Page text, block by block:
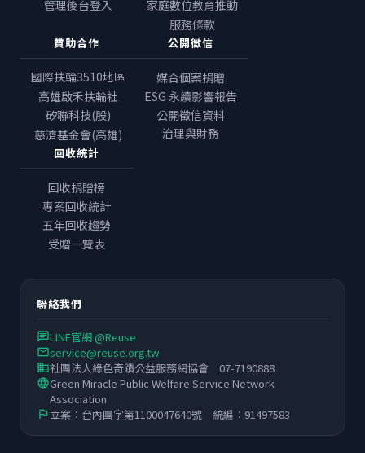
管理後台登入
家庭數位教育推動
服務條款
贊助合作
國際扶輪3510地區
高雄啟禾扶輪社
矽聯科技(股)
慈濟基金會(高雄)
公開徵信
媒合個案捐贈
ESG 永續影響報告
公開徵信資料
治理與財務
回收統計
回收捐贈榜
專案回收統計
五年回收趨勢
受贈一覽表
聯絡我們
chatLINE官網 @Reuse
emailservice@reuse.org.tw
business社團法人綠色奇蹟公益服務網協會 07-7190888
languageGreen Miracle Public Welfare Service Network
Association
flag立案：台內團字第1100047640號 統編：91497583